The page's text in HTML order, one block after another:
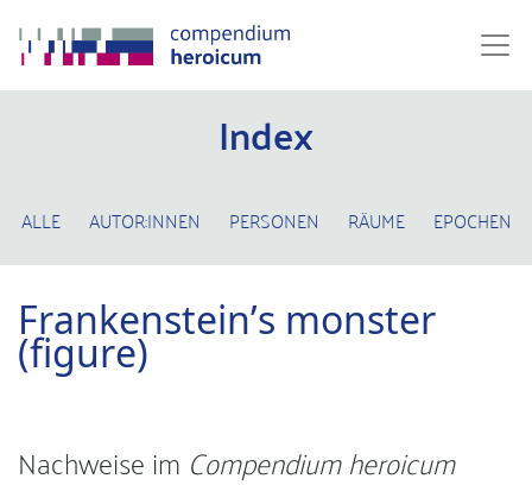
Index
ALLE AUTOR:INNEN PERSONEN RÄUME EPOCHEN
Frankenstein’s monster
(figure)
Nachweise im Compendium heroicum